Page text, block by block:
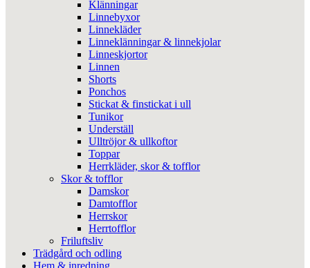
Klänningar
Linnebyxor
Linnekläder
Linneklänningar & linnekjolar
Linneskjortor
Linnen
Shorts
Ponchos
Stickat & finstickat i ull
Tunikor
Underställ
Ulltröjor & ullkoftor
Toppar
Herrkläder, skor & tofflor
Skor & tofflor
Damskor
Damtofflor
Herrskor
Herrtofflor
Friluftsliv
Trädgård och odling
Hem & inredning